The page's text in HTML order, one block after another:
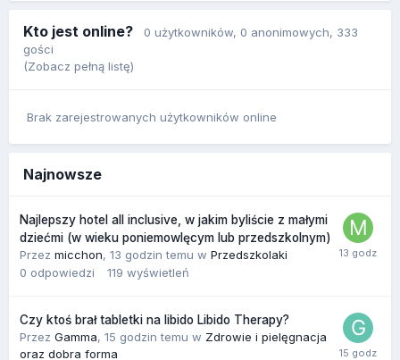
Kto jest online? 0 użytkowników, 0 anonimowych, 333
gości
(Zobacz pełną listę)
Brak zarejestrowanych użytkowników online
Najnowsze
Najlepszy hotel all inclusive, w jakim byliście z małymi
dziećmi (w wieku poniemowlęcym lub przedszkolnym)
Przez micchon, 13 godzin temu w Przedszkolaki
0 odpowiedzi 119 wyświetleń
Czy ktoś brał tabletki na libido Libido Therapy?
Przez Gamma, 15 godzin temu w Zdrowie i pielęgnacja
oraz dobra forma